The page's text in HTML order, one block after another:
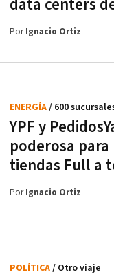
data centers
PorIgnacio Ortiz
YPF y
poderosa
tiendas Full a
ENERGÍA/ 600
PorIgnacio Ortiz
POLÍTICA/ Otro viaje